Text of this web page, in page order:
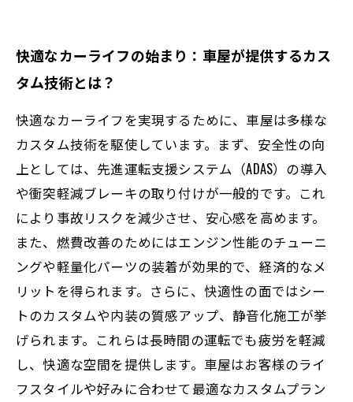
と現場の工夫
理想の一台へ！車屋が実現する快適カーライ
フの未来像
車屋が語るカスタム技術のメリットと選び方
のポイント
快適に走るための秘訣：車屋が教えるカスタ
ム技術の全貌
快適なカーライフの始まり：車屋が提供するカス
タム技術とは？
快適なカーライフを実現するために、車屋は多様な
カスタム技術を駆使しています。まず、安全性の向
上としては、先進運転支援システム（ADAS）の導入
や衝突軽減ブレーキの取り付けが一般的です。これ
により事故リスクを減少させ、安心感を高めます。
また、燃費改善のためにはエンジン性能のチューニ
ングや軽量化パーツの装着が効果的で、経済的なメ
リットを得られます。さらに、快適性の面ではシー
トのカスタムや内装の質感アップ、静音化施工が挙
げられます。これらは長時間の運転でも疲労を軽減
し、快適な空間を提供します。車屋はお客様のライ
フスタイルや好みに合わせて最適なカスタムプラン